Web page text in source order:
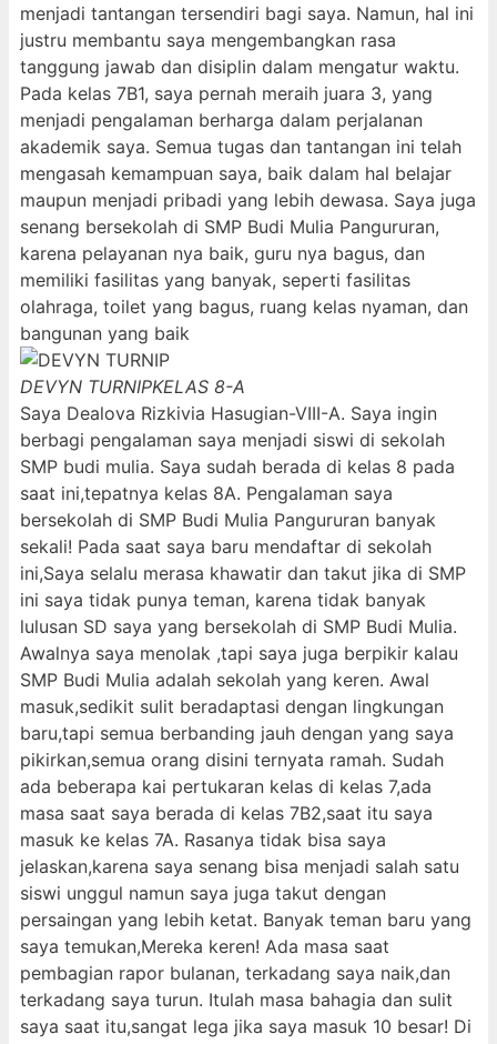
menjadi tantangan tersendiri bagi saya. Namun, hal ini
justru membantu saya mengembangkan rasa
tanggung jawab dan disiplin dalam mengatur waktu.
Pada kelas 7B1, saya pernah meraih juara 3, yang
menjadi pengalaman berharga dalam perjalanan
akademik saya. Semua tugas dan tantangan ini telah
mengasah kemampuan saya, baik dalam hal belajar
maupun menjadi pribadi yang lebih dewasa. Saya juga
senang bersekolah di SMP Budi Mulia Pangururan,
karena pelayanan nya baik, guru nya bagus, dan
memiliki fasilitas yang banyak, seperti fasilitas
olahraga, toilet yang bagus, ruang kelas nyaman, dan
bangunan yang baik
DEVYN TURNIPKELAS 8-A
Saya Dealova Rizkivia Hasugian-VIII-A. Saya ingin
berbagi pengalaman saya menjadi siswi di sekolah
SMP budi mulia. Saya sudah berada di kelas 8 pada
saat ini,tepatnya kelas 8A. Pengalaman saya
bersekolah di SMP Budi Mulia Pangururan banyak
sekali! Pada saat saya baru mendaftar di sekolah
ini,Saya selalu merasa khawatir dan takut jika di SMP
ini saya tidak punya teman, karena tidak banyak
lulusan SD saya yang bersekolah di SMP Budi Mulia.
Awalnya saya menolak ,tapi saya juga berpikir kalau
SMP Budi Mulia adalah sekolah yang keren. Awal
masuk,sedikit sulit beradaptasi dengan lingkungan
baru,tapi semua berbanding jauh dengan yang saya
pikirkan,semua orang disini ternyata ramah. Sudah
ada beberapa kai pertukaran kelas di kelas 7,ada
masa saat saya berada di kelas 7B2,saat itu saya
masuk ke kelas 7A. Rasanya tidak bisa saya
jelaskan,karena saya senang bisa menjadi salah satu
siswi unggul namun saya juga takut dengan
persaingan yang lebih ketat. Banyak teman baru yang
saya temukan,Mereka keren! Ada masa saat
pembagian rapor bulanan, terkadang saya naik,dan
terkadang saya turun. Itulah masa bahagia dan sulit
saya saat itu,sangat lega jika saya masuk 10 besar! Di